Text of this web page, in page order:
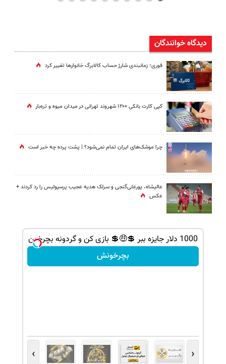
دیدگاه خوانندگان
فوری؛ زمانبندی‌ شارژ حساب کالابرگ خانوارها تغییر کرد
کپی کارت بانکی ۱۲۰۰ شهروند تهرانی در میدان میوه و تره‌بار
چرا موشک‌های ایران تمام نمی‌شود؟ | پشت پرده چه خبر است
عالیشاه، پورعلی‌گنجی و سرلک هدیه عجیب پرسپولیس را رد کردند +
عکس
1000 دلار جایزه ببر 💲🤑💲 بازی کن و گردونه بچرخون
بچرخونش
‹
›